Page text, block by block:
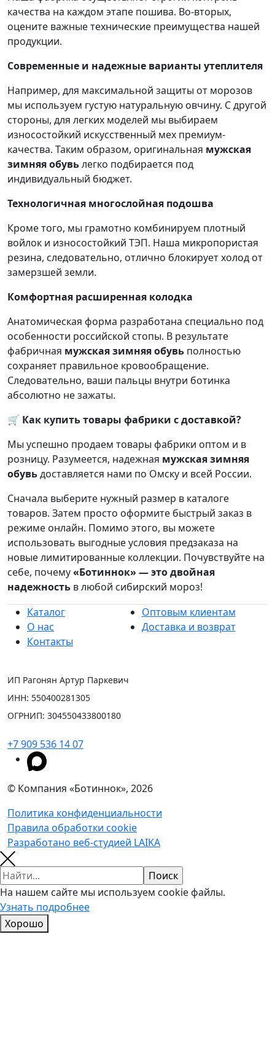
качества на каждом этапе пошива. Во-вторых,
оцените важные технические преимущества нашей
продукции.
Современные и надежные варианты утеплителя
Например, для максимальной защиты от морозов
мы используем густую натуральную овчину. С другой
стороны, для легких моделей мы выбираем
износостойкий искусственный мех премиум-
качества. Таким образом, оригинальная мужская
зимняя обувьлегко подбирается под
индивидуальный бюджет.
Технологичная многослойная подошва
Кроме того, мы грамотно комбинируем плотный
войлок и износостойкий ТЭП. Наша микропористая
резина, следовательно, отлично блокирует холод от
замерзшей земли.
Комфортная расширенная колодка
Анатомическая форма разработана специально под
особенности российской стопы. В результате
фабричная мужская зимняя обувь полностью
сохраняет правильное кровообращение.
Следовательно, ваши пальцы внутри ботинка
абсолютно не зажаты.
🛒 Как купить товары фабрики с доставкой?
Мы успешно продаем товары фабрики оптом и в
розницу. Разумеется, надежная мужская зимняя
обувьдоставляется нами по Омску и всей России.
Сначала выберите нужный размер в каталоге
товаров. Затем просто оформите быстрый заказ в
режиме онлайн. Помимо этого, вы можете
использовать выгодные условия предзаказа на
новые лимитированные коллекции. Почувствуйте на
себе, почему«Ботиннок» — это двойная
надежность в любой сибирский мороз!
Каталог
О нас
Контакты
Оптовым клиентам
Доставка и возврат
ИП Рагонян Артур Паркевич
ИНН: 550400281305
ОГРНИП: 304550433800180
+7 909 536 14 07
© Компания «Ботиннок», 2026
Политика конфиденциальности
Правила обработки cookie
Разработано веб-студией LAIKA
На нашем сайте мы используем cookie файлы.
Узнать подробнее
Хорошо